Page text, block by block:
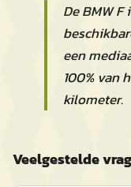
De BMW
een
100% van
kilometer.
Veelgestelde